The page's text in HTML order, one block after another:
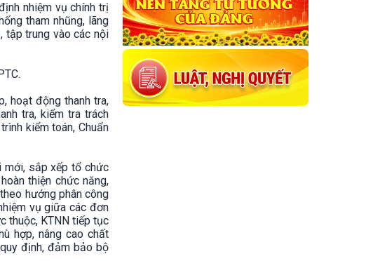
nhiệm vụ chính trị
tham nhũng, lãng
tập trung vào các nội
hoạt động thanh tra,
tra, kiểm tra trách
kiểm toán, Chuẩn
mới, sắp xếp tổ chức
thiện chức năng,
hướng phân công
vụ giữa các đơn
thuộc, KTNN tiếp tục
hợp, nâng cao chất
định, đảm bảo bộ